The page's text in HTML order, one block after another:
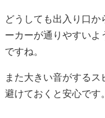
テーブル別
披露宴でよく使われる